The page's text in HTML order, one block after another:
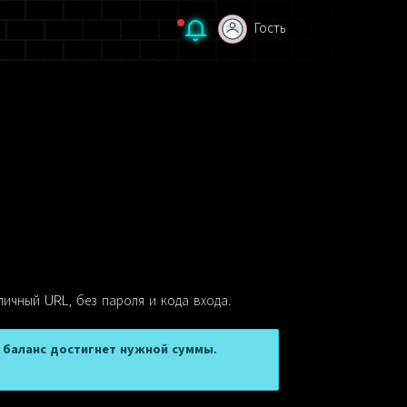
Гость
URL, без пароля и кода входа.
достигнет нужной суммы.